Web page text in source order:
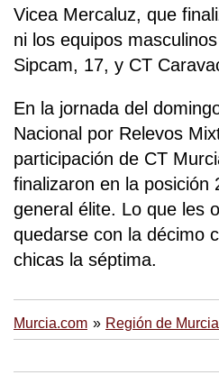
Vicea Mercaluz, que
ni los equipos
Sipcam, 17, y CT
En la jornada del
Nacional por Relevos
participación de CT
finalizaron en la posición
general élite. Lo que les
quedarse con la décimo
chicas la séptima.
Murcia.com Región de Murcia